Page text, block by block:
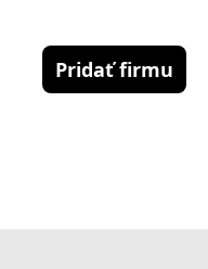
Pridať firmu